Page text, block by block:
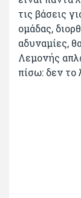
τις βάσεις
ομάδας,
αδυναμίες,
Λεμονής
πίσω: δεν το